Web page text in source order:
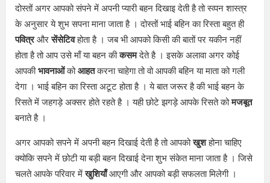
दोस्तों अगर आपको संपने में अपनी प्यारी बहन दिखाइ देती है तो स्व्पन शास्त्र
के अनुसार ये शुभ सपना माना जाता है । दोस्तों भाई बहिन का रिस्ता बहुत ही
पवित्रऔरसेंसेटिवहोता है । जब भी आपको किसी की बातों पर यकीन नहीं
होता है तो आप उसे माँ या बहन कीकसमदेते है । इसके अलावा अगर कोई
आपकीभावनाओंकोआहतकरना चाहेगा तो वो आपकी बहिन या माता को गली
देगा । भाई बहिन का रिस्ता अटूट होता है । ये बात जरूर है की भाई बहन के
रिसते में जहगड़े अक्सर होते रहते है । यही छोटे झगड़े आपके रिसते कोमजबूत
बनाते है ।
अगर आपको सपने में अपनी बहन दिखाई देती है तो आपकोखुशहोना चाहिए
क्योकि सपने में छोटी या बड़ी बहन दिखाई देना शुभ संकेत माना जाता है । जिसे
चलते आपके परिवार मेंखुशियाँआएगी और आपको बड़ी सफलता मिलेगी ।